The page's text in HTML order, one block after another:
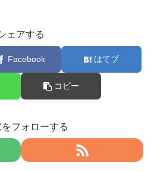
ェアする
Facebook はてブ
コピー
フォローする